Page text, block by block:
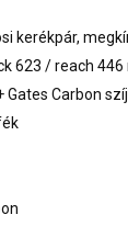
kerékpár,
623 / reach
Gates Carbon